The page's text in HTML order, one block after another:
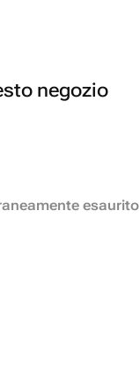
negozio
esaurito